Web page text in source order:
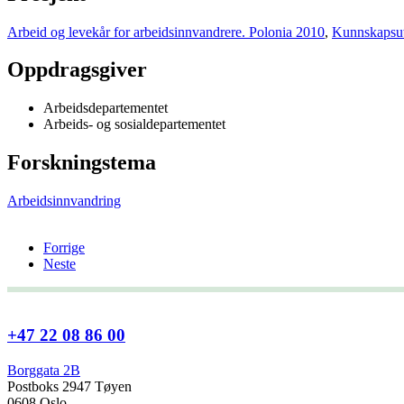
Arbeid og levekår for arbeidsinnvandrere. Polonia 2010,
Oppdragsgiver
Arbeidsdepartementet
Arbeids- og sosialdepartementet
Forskningstema
Arbeidsinnvandring
Forrige
Neste
+47 22 08 86 00
Borggata 2B
Postboks 2947 Tøyen